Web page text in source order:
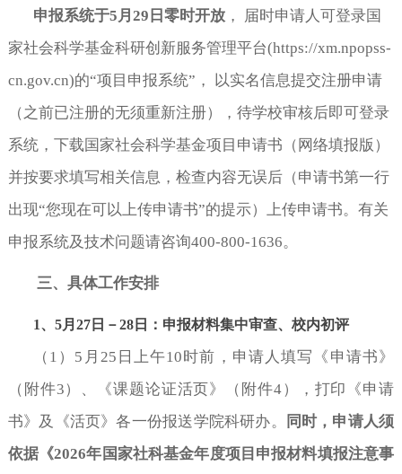
申报系统于5月29日零时开放，
届时申请人可登录国
家社会科学基金科研创新服务管理平台(https://xm.npopss-
cn.gov.cn)的“项目申报系统”， 以实名信息提交注册申请
（之前已注册的无须重新注册），待学校审核后即可登录
系统，下载国家社会科学基金项目申请书（网络填报版）
并按要求填写相关信息，检查内容无误后（申请书第一行
出现“您现在可以上传申请书”的提示）上传申请书。有关
申报系统及技术问题请咨询400-800-1636。
三、具体工作安排
1、 5月27日－28日：申报材料集中审查、校内初评
（ 1）5月25日上午10时前，申请人填写《申请书》
（附件3）、《课题论证活页》（附件4），打印 《申请
书》 及 《活页》各一份报送学院科研办。
同时，申请人须
依据《2026年国家社科基金年度项目申报材料填报注意事